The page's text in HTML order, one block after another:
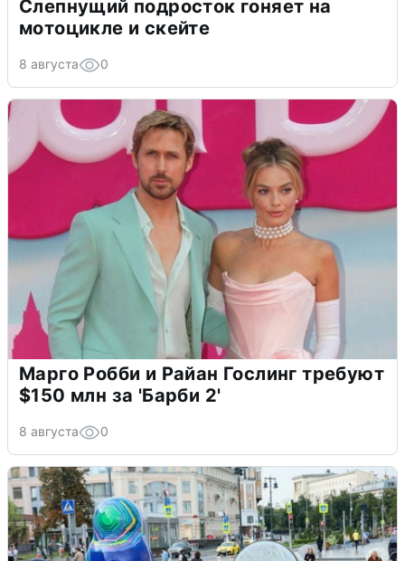
Слепнущий подросток гоняет на
мотоцикле и скейте
8 августа 0
Марго Робби и Райан Гослинг требуют
$150 млн за 'Барби 2'
8 августа 0